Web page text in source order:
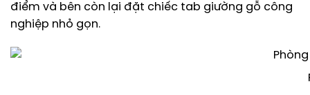
điểm và bên còn lại đặt chiếc tab giường gỗ công
nghiệp nhỏ gọn.